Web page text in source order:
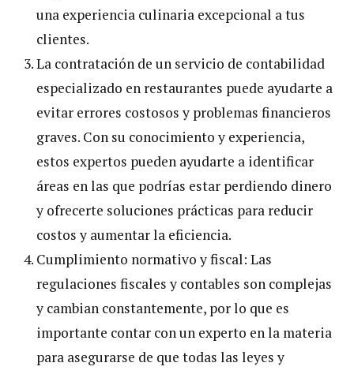
una experiencia culinaria excepcional a tus
clientes.
La contratación de un servicio de contabilidad
especializado en restaurantes puede ayudarte a
evitar errores costosos y problemas financieros
graves. Con su conocimiento y experiencia,
estos expertos pueden ayudarte a identificar
áreas en las que podrías estar perdiendo dinero
y ofrecerte soluciones prácticas para reducir
costos y aumentar la eficiencia.
Cumplimiento normativo y fiscal: Las
regulaciones fiscales y contables son complejas
y cambian constantemente, por lo que es
importante contar con un experto en la materia
para asegurarse de que todas las leyes y